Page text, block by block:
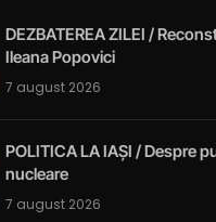
DEZBATEREA ZILEI /
Ileana Popovici
7 august 2026
POLITICA LA IAȘI / Despre
nucleare
7 august 2026